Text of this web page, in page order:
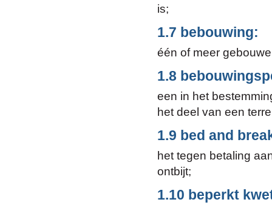
is;
1.7 bebouwing:
één of meer
1.8
een in het
het deel van een
1.9 bed and
het tegen betaling
ontbijt;
1.10 beperkt